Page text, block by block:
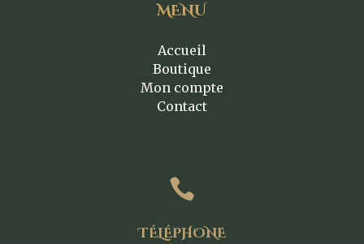
MENU
Accueil
Boutique
Mon compte
Contact

TÉLÉPHONE